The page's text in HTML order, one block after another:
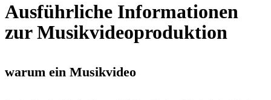
Ausführliche Informationen
zur Musikvideoproduktion
warum ein Musikvideo